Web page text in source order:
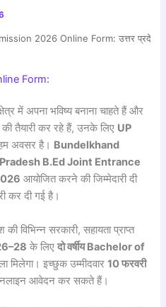
2026 Online Form: उत्तर प्रदेश में
Form:
में अपना भविष्य बनाना चाहते हैं और
तैयारी कर रहे हैं, उनके लिए UP
अवसर है। Bundelkhand
B.Ed Joint Entrance
आयोजित करने की जिम्मेदारी दी
कर दी गई है।
विभिन्न सरकारी, सहायता प्राप्त
के लिएदोवर्षीय Bachelor of
मिलेगा। इच्छुक उम्मीदवार10फरवरी
आवेदन कर सकते हैं।